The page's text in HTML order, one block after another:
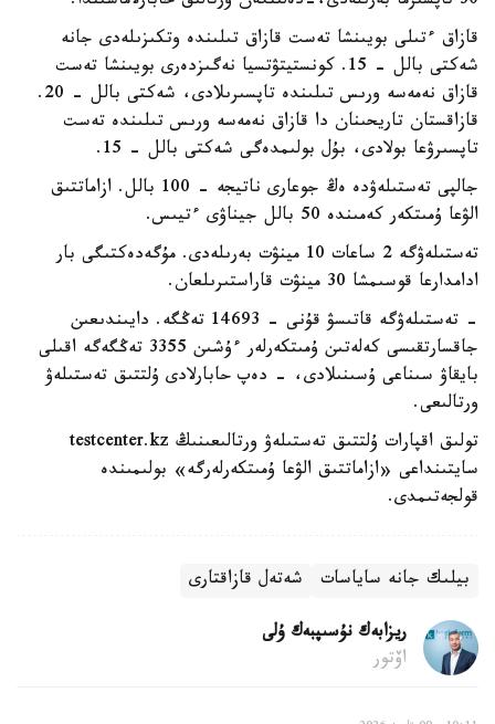
قازاق ءتىلى بويىنشا تەست قازاق تىلىندە وتكىزىلەدى جانە
شەكتى بالل - 15. كونستيتۋتسيا نەگىزدەرى بويىنشا تەست
قازاق نەمەسە ورىس تىلىندە تاپسىرىلادى، شەكتى بالل - 20.
قازاقستان تاريحىنان دا قازاق نەمەسە ورىس تىلىندە تەست
تاپسىرۋعا بولادى، بۇل بولىمدەگى شەكتى بالل - 15.
جالپى تەستىلەۋدە ەڭ جوعارى ناتيجە - 100 بالل. ازاماتتىق
الۋعا ۇمىتكەر كەمىندە 50 بالل جيناۋى ءتيىس.
تەستىلەۋگە 2 ساعات 10 مينۋت بەرىلەدى. مۇگەدەكتىگى بار
ادامدارعا قوسىمشا 30 مينۋت قاراستىرىلعان.
- تەستىلەۋگە قاتىسۋ قۇنى - 14693 تەڭگە. دايىندىعىن
جاقسارتقىسى كەلەتىن ۇمىتكەرلەر ءۇشىن 3355 تەڭگەگە اقىلى
بايقاۋ سىناعى ۇسىنىلادى، - دەپ حابارلادى ۇلتتىق تەستىلەۋ
ورتالىعى.
تولىق اقپارات ۇلتتىق تەستىلەۋ ورتالىعىنىڭ testcenter.kz
سايتىنداعى «ازاماتتىق الۋعا ۇمىتكەرلەرگە» بولىمىندە
قولجەتىمدى.
بيلىك جانە ساياسات شەتەل قازاقتارى
ريزابەك نۇسىپبەك ۇلى
اۆتور